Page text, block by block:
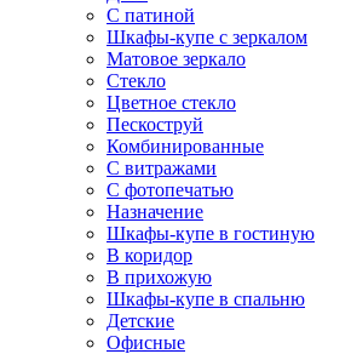
С патиной
Шкафы-купе с зеркалом
Матовое зеркало
Стекло
Цветное стекло
Пескоструй
Комбинированные
С витражами
С фотопечатью
Назначение
Шкафы-купе в гостиную
В коридор
В прихожую
Шкафы-купе в спальню
Детские
Офисные